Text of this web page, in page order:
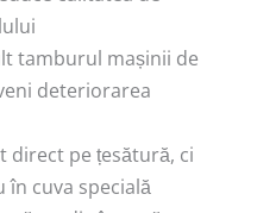
tamburul mașinii de
deteriorarea
direct pe țesătură, ci
în cuva specială